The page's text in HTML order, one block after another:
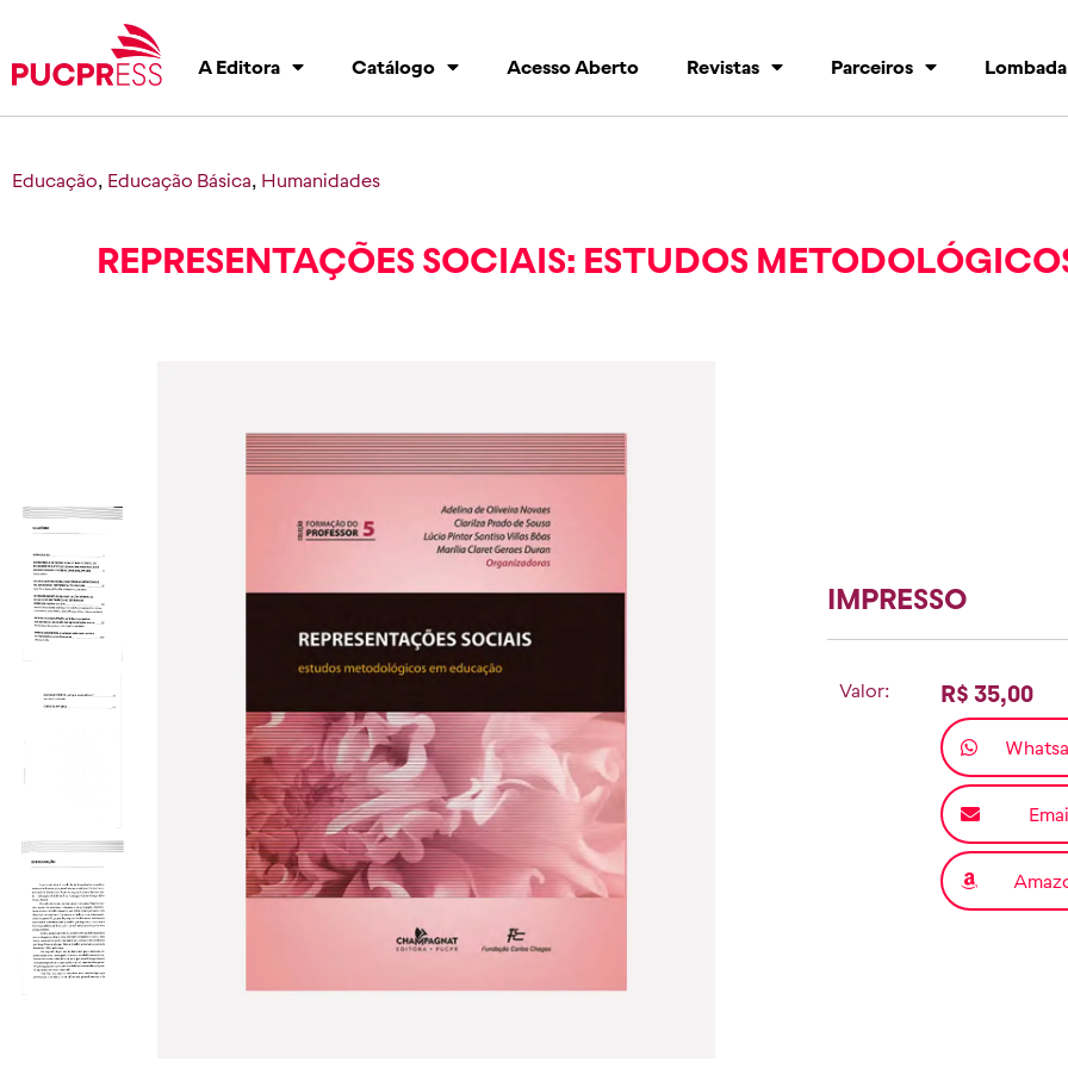
A Editora Catálogo Acesso Aberto Revistas Parceiros Lombada
Educação, Educação Básica, Humanidades
REPRESENTAÇÕES SOCIAIS: ESTUDOS
IMPRESSO
Valor: R$ 35,00